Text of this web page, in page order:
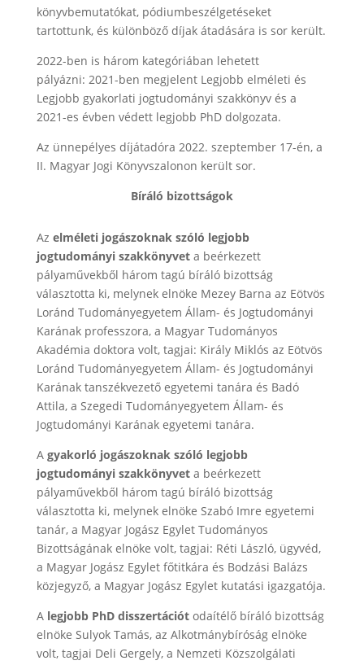
könyvbemutatókat, pódiumbeszélgetéseket
tartottunk, és különböző díjak átadására is sor került.
2022-ben is három kategóriában lehetett
pályázni: 2021-ben megjelent Legjobb elméleti és
Legjobb gyakorlati jogtudományi szakkönyv és a
2021-es évben védett legjobb PhD dolgozata.
Az ünnepélyes díjátadóra 2022. szeptember 17-én, a
II. Magyar Jogi Könyvszalonon került sor.
Bíráló bizottságok
Az elméleti jogászoknak szóló legjobb
jogtudományi szakkönyveta beérkezett
pályaművekből három tagú bíráló bizottság
választotta ki, melynek elnöke Mezey Barna az Eötvös
Loránd Tudományegyetem Állam- és Jogtudományi
Karának professzora, a Magyar Tudományos
Akadémia doktora volt, tagjai: Király Miklós az Eötvös
Loránd Tudományegyetem Állam- és Jogtudományi
Karának tanszékvezető egyetemi tanára és Badó
Attila, a Szegedi Tudományegyetem Állam- és
Jogtudományi Karának egyetemi tanára.
A gyakorló jogászoknak szóló legjobb
jogtudományi szakkönyveta beérkezett
pályaművekből három tagú bíráló bizottság
választotta ki, melynek elnöke Szabó Imre egyetemi
tanár, a Magyar Jogász Egylet Tudományos
Bizottságának elnöke volt, tagjai: Réti László, ügyvéd,
a Magyar Jogász Egylet főtitkára és Bodzási Balázs
közjegyző, a Magyar Jogász Egylet kutatási igazgatója.
A legjobb PhD disszertációtodaítélő bíráló bizottság
elnöke Sulyok Tamás, az Alkotmánybíróság elnöke
volt, tagjai Deli Gergely, a Nemzeti Közszolgálati